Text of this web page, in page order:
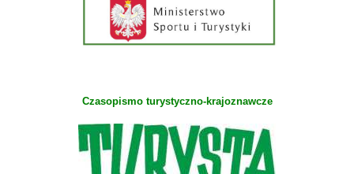
Czasopismo turystyczno-krajoznawcze